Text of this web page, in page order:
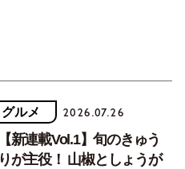
グルメ 2026.07.26
【新連載Vol.1】旬のきゅう
りが主役！ 山椒としょうが